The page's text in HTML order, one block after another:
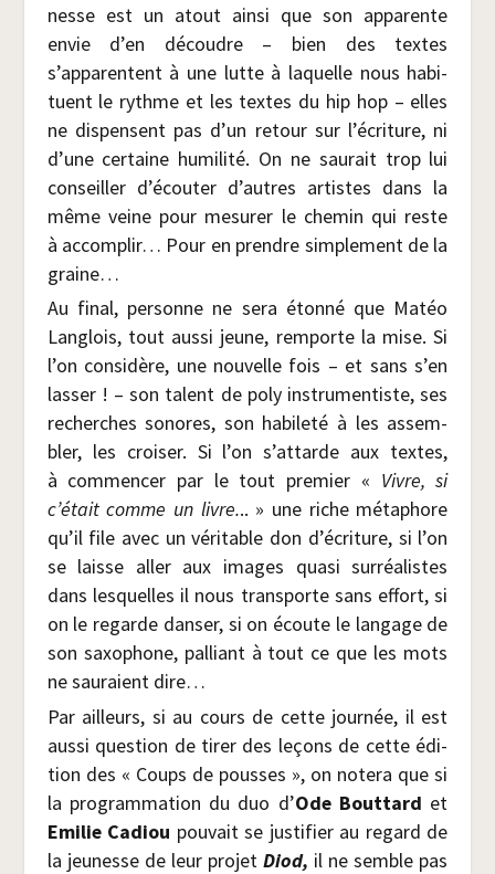
nesse est un atout ain­si que son appa­rente
envie d’en découdre – bien des textes
s’apparentent à une lutte à laquelle nous habi­
tuent le rythme et les textes du hip hop – elles
ne dis­pensent pas d’un retour sur l’écriture, ni
d’une cer­taine humi­li­té. On ne sau­rait trop lui
conseiller d’écouter d’autres artistes dans la
même veine pour mesu­rer le che­min qui reste
à accom­plir… Pour en prendre sim­ple­ment de la
graine…
Au final, per­sonne ne sera éton­né que Matéo
Lan­glois, tout aus­si jeune, rem­porte la mise. Si
l’on consi­dère, une nou­velle fois – et sans s’en
las­ser ! – son talent de poly ins­tru­men­tiste, ses
recherches sonores, son habi­le­té à les assem­
bler, les croi­ser. Si l’on s’attarde aux textes,
à com­men­cer par le tout pre­mier « Vivre, si
c’était comme un livre... » une riche méta­phore
qu’il file avec un véri­table don d’écriture, si l’on
se laisse aller aux images qua­si sur­réa­listes
dans les­quelles il nous trans­porte sans effort, si
on le regarde dan­ser, si on écoute le lan­gage de
son saxo­phone, pal­liant à tout ce que les mots
ne sau­raient dire…
Par ailleurs, si au cours de cette jour­née, il est
aus­si ques­tion de tirer des leçons de cette édi­
tion des « Coups de pousses », on note­ra que si
la pro­gram­ma­tion du duo d’Ode Bout­tard et
Emi­lie Cadiou pou­vait se jus­ti­fier au regard de
la jeu­nesse de leur pro­jetDiod, il ne semble pas